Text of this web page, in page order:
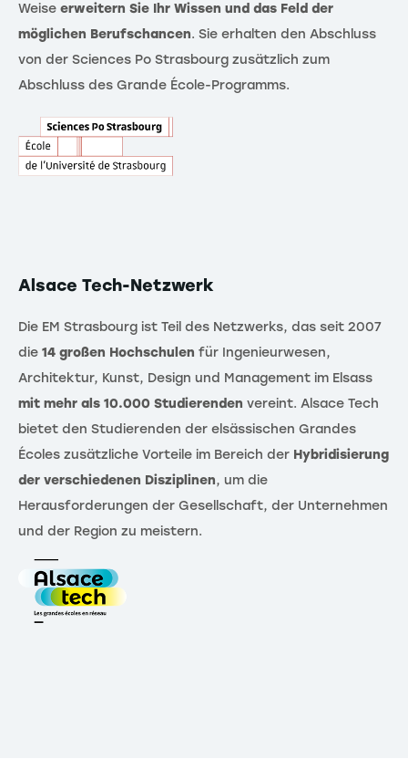
Weise erweitern Sie Ihr Wissen und das Feld der
möglichen Berufschancen. Sie erhalten den Abschluss
von der Sciences Po Strasbourg zusätzlich zum
Abschluss des Grande École-Programms.
Alsace Tech-Netzwerk
Die EM Strasbourg ist Teil des Netzwerks, das seit 2007
die 14 großen Hochschulen für Ingenieurwesen,
Architektur, Kunst, Design und Management im Elsass
mit mehr als 10.000 Studierenden vereint. Alsace Tech
bietet den Studierenden der elsässischen Grandes
Écoles zusätzliche Vorteile im Bereich der Hybridisierung
der verschiedenen Disziplinen, um die
Herausforderungen der Gesellschaft, der Unternehmen
und der Region zu meistern.